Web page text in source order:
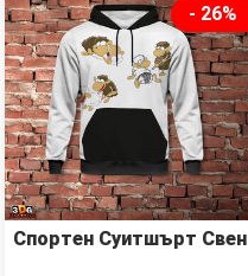
- 26%
Спортен Суитшърт Свен